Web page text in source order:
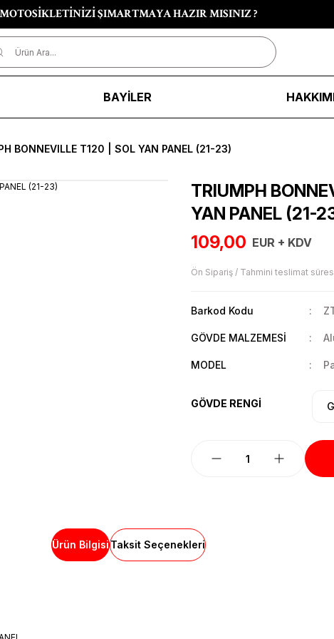
MOTOSİKLETİNİZİ ŞIMARTMAYA HAZIR MISINIZ ?
BAYİLER
BONNEVILLE T120 | SOL YAN PANEL (21-23)
TRIUMPH
YAN PANEL (21-
109,00 EUR + KDV
Ön Sipariş / Tahmini teslimat
Barkod Kodu
GÖVDE MALZEMESİ
MODEL
GÖVDE RENGİ
Ürün BilgisiTaksit Seçenekleri